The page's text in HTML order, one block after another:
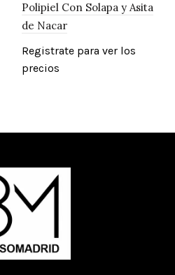
Polipiel Con Solapa y Asita
de Nacar
Registrate para ver los
precios